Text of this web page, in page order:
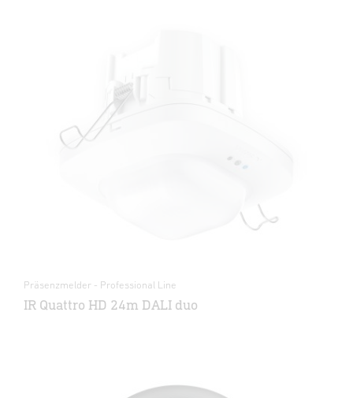
Präsenzmelder - Professional Line
IR Quattro HD 24m DALI duo